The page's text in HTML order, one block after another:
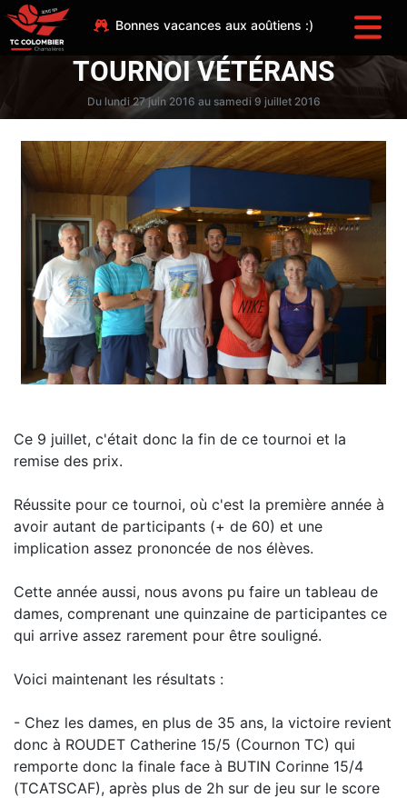
Bonnes vacances aux aoûtiens :)
TOURNOI VÉTÉRANS
Du lundi 27 juin 2016 au samedi 9 juillet 2016
Ce 9 juillet, c'était donc la fin de ce tournoi et la
remise des prix.
Réussite pour ce tournoi, où c'est la première année à
avoir autant de participants (+ de 60) et une
implication assez prononcée de nos élèves.
Cette année aussi, nous avons pu faire un tableau de
dames, comprenant une quinzaine de participantes ce
qui arrive assez rarement pour être souligné.
Voici maintenant les résultats :
- Chez les dames, en plus de 35 ans, la victoire revient
donc à ROUDET Catherine 15/5 (Cournon TC) qui
remporte donc la finale face à BUTIN Corinne 15/4
(TCATSCAF), après plus de 2h sur de jeu sur le score